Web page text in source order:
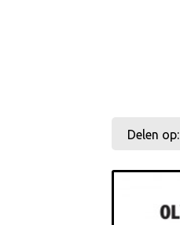
Delen op: